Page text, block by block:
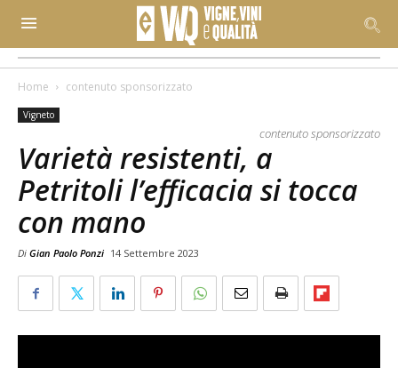
Home contenuto sponsorizzato
Vigneto
contenuto sponsorizzato
Varietà resistenti, a
Petritoli l’efficacia si tocca
con mano
Di Gian Paolo Ponzi 14 Settembre 2023